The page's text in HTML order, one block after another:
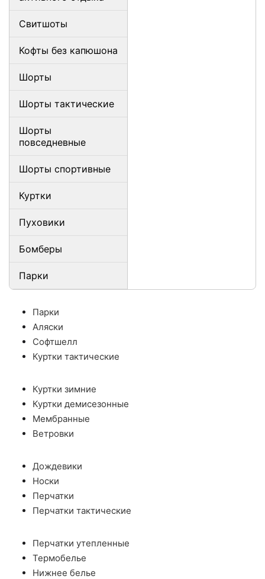
Свитшоты
Кофты без капюшона
Шорты
Шорты тактические
Шорты
повседневные
Шорты спортивные
Куртки
Пуховики
Бомберы
Парки
Парки
Аляски
Софтшелл
Куртки тактические
Куртки зимние
Куртки демисезонные
Мембранные
Ветровки
Дождевики
Носки
Перчатки
Перчатки тактические
Перчатки утепленные
Термобелье
Нижнее белье